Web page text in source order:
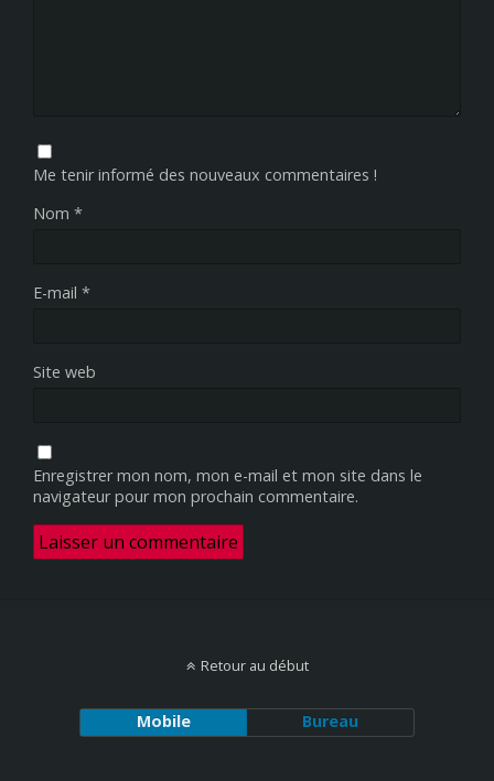
Me tenir informé des nouveaux commentaires !
Nom *
E-mail *
Site web
Enregistrer mon nom, mon e-mail et mon site dans le
navigateur pour mon prochain commentaire.
Retour au début
Mobile Bureau